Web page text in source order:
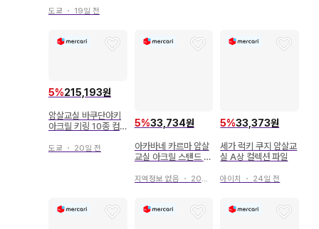
도쿄 ・ 19일 전
5%215,193원
암살교실 바쿠단야키
아크릴 키링 10종 컴
도쿄 ・ 20일 전
5%33,734원
아카바네 카르마 암살
교실 아크릴 스탠드 일
책갈피
지역정보 없음 ・ 20일 전
5%33,373원
세가 럭키 쿠지 암살교
실 A상 컬렉션 파일
아이치 ・ 24일 전